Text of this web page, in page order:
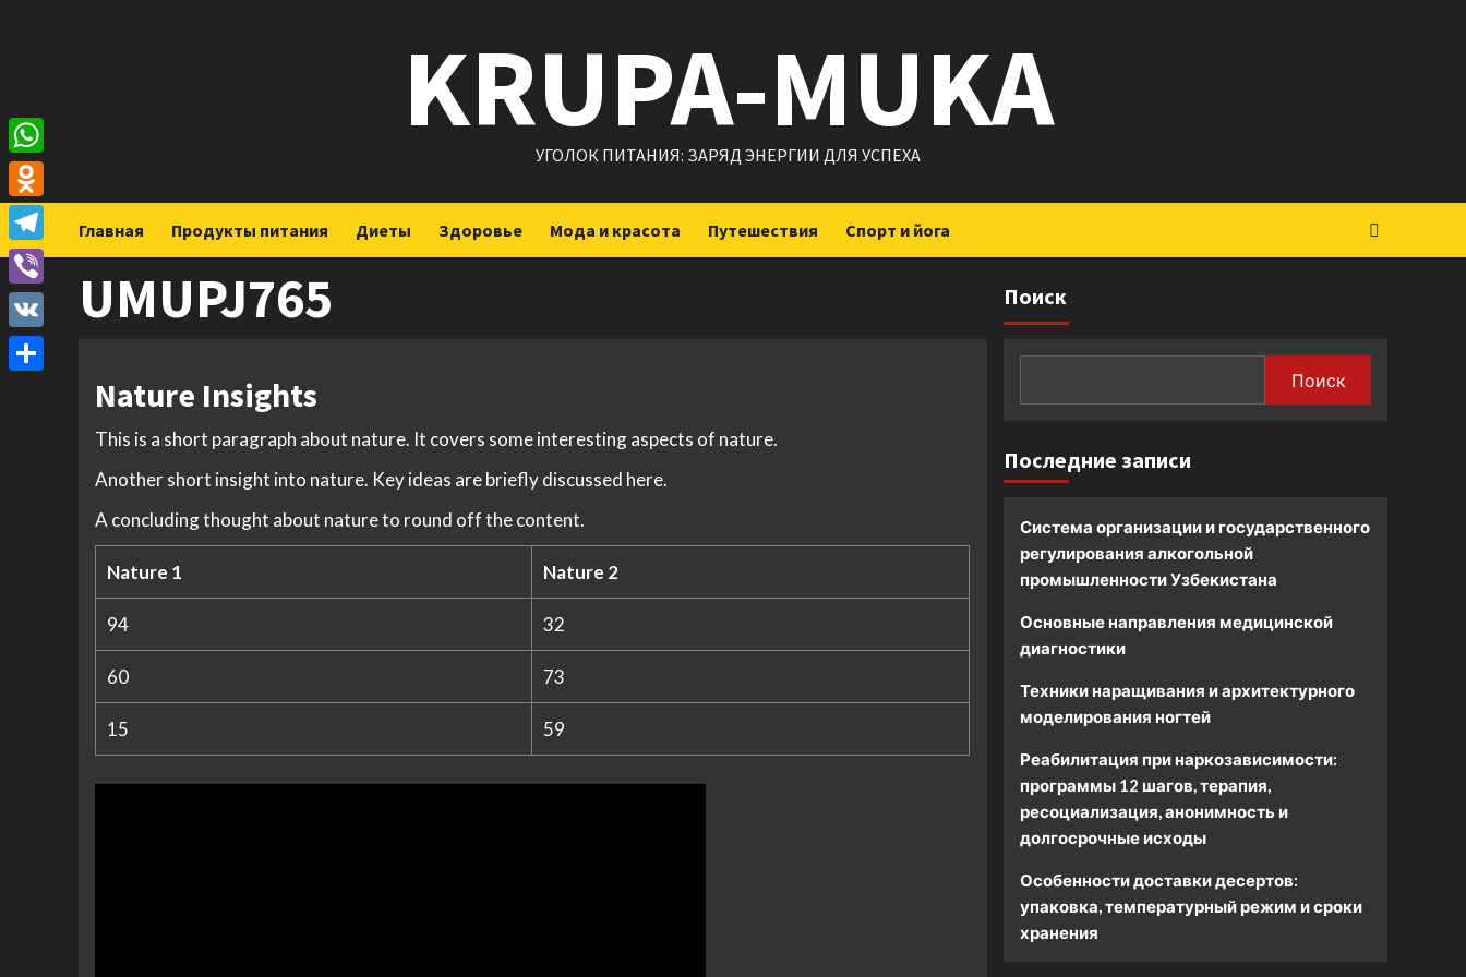
KRUPA-MUKA
УГОЛОК ПИТАНИЯ: ЗАРЯД ЭНЕРГИИ ДЛЯ УСПЕХА
Главная Продукты питания Диеты Здоровье Мода и красота Путешествия Спорт и йога
UMUPJ765
Nature Insights
This is a short paragraph about nature. It covers some interesting aspects of nature.
Another short insight into nature. Key ideas are briefly discussed here.
A concluding thought about nature to round off the content.
Nature 1 Nature 2
94 32
60 73
15 59
Поиск
Поиск
Последние записи
Система организации и государственного
регулирования алкогольной
промышленности Узбекистана
Основные направления медицинской
диагностики
Техники наращивания и архитектурного
моделирования ногтей
Реабилитация при наркозависимости:
программы 12 шагов, терапия,
ресоциализация, анонимность и
долгосрочные исходы
Особенности доставки десертов:
упаковка, температурный режим и сроки
хранения
WhatsApp
Odnoklassniki
Telegram
Viber
VK
Отправить